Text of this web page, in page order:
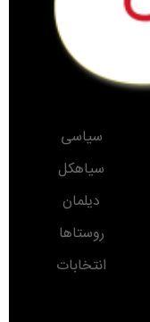
سیاسی
سیاهکل
دیلمان
روستاها
انتخابات